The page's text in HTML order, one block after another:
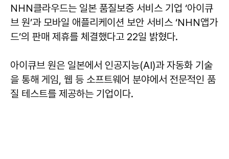
NHN클라우드는 일본 품질보증 서비스 기업 ‘아이큐
브 원’과 모바일 애플리케이션 보안 서비스 ‘NHN앱가
드’의 판매 제휴를 체결했다고 22일 밝혔다.
아이큐브 원은 일본에서 인공지능(AI)과 자동화 기술
을 통해 게임, 웹 등 소프트웨어 분야에서 전문적인 품
질 테스트를 제공하는 기업이다.